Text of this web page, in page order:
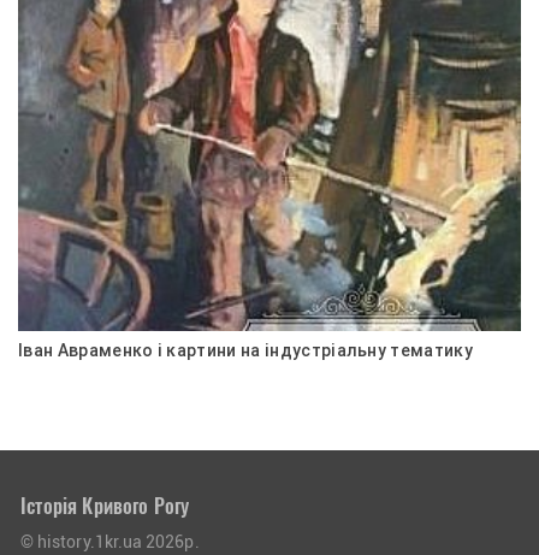
Іван Авраменко і картини на індустріальну тематику
Історія Кривого Рогу
© history.1kr.ua 2026р.